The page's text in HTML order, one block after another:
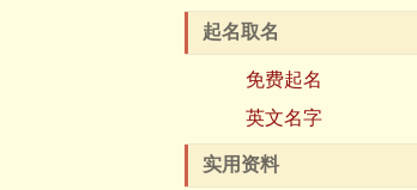
起名取名
免费起名
英文名字
实用资料